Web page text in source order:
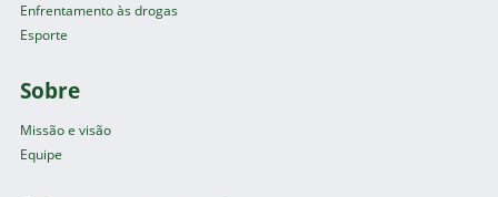
Enfrentamento às drogas
Esporte
Sobre
Missão e visão
Equipe